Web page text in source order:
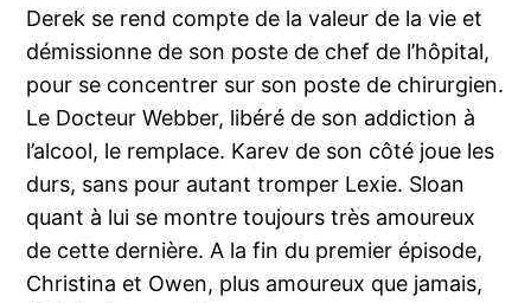
Derek se rend compte de la valeur de la vie et
démissionne de son poste de chef de l’hôpital,
pour se concentrer sur son poste de chirurgien.
Le Docteur Webber, libéré de son addiction à
l’alcool, le remplace. Karev de son côté joue les
durs, sans pour autant tromper Lexie. Sloan
quant à lui se montre toujours très amoureux
de cette dernière. A la fin du premier épisode,
Christina et Owen, plus amoureux que jamais,